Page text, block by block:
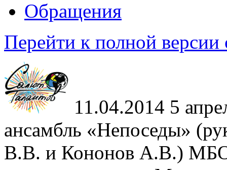
Обращения
Перейти к полной версии
11.04.2014 5
ансамбль «Непоседы»
В.В. и Кононов А.В.)